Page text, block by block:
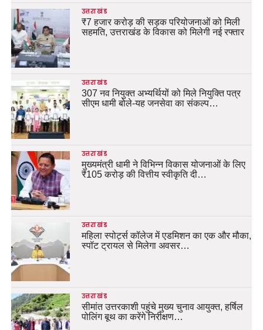
उत्तराखंड
₹7 हजार करोड़ की सड़क परियोजनाओं को मिली
सहमति, उत्तराखंड के विकास को मिलेगी नई रफ्तार
उत्तराखंड
307 नव नियुक्त अभ्यर्थियों को मिले नियुक्ति पत्र
सीएम धामी बोले-यह जनसेवा का संकल्प…
उत्तराखंड
मुख्यमंत्री धामी ने विभिन्न विकास योजनाओं के लिए
₹105 करोड़ की वित्तीय स्वीकृति दी…
उत्तराखंड
महिला स्पोर्ट्स कॉलेज में एडमिशन का एक और मौका,
स्पॉट ट्रायल से मिलेगा अवसर…
उत्तराखंड
सीमांत उत्तरकाशी पहुंचे मुख्य चुनाव आयुक्त, हर्षिल
पोलिंग बूथ का करेंगे निरीक्षण…